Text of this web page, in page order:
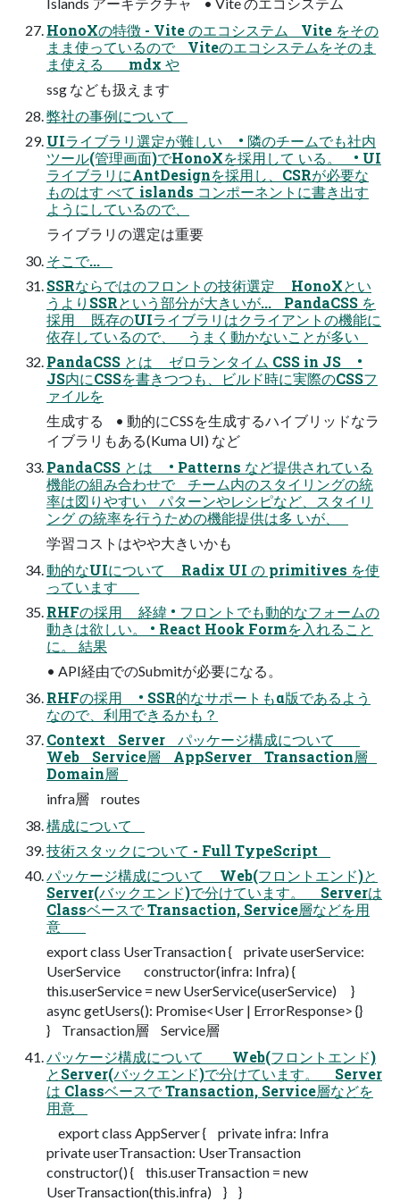
HonoXの特徴 - Vite のエコシステム Vite をその
まま使っているので Viteのエコシステムをそのま
ま使える mdx や
ssg なども扱えます
弊社の事例について
UIライブラリ選定が難しい • 隣のチームでも社内
ツール(管理画面)でHonoXを採用して いる。 • UI
ライブラリにAntDesignを採用し、CSRが必要な
ものはす べて islands コンポーネントに書き出す
ようにしているので、
ライブラリの選定は重要
そこで...
SSRならではのフロントの技術選定 HonoXとい
うよりSSRという部分が大きいが... PandaCSS を
採用 既存のUIライブラリはクライアントの機能に
依存しているので、 うまく動かないことが多い
PandaCSS とは ゼロランタイム CSS in JS •
JS内にCSSを書きつつも、ビルド時に実際のCSSフ
ァイルを
生成する • 動的にCSSを生成するハイブリッドなラ
イブラリもある(Kuma UI) など
PandaCSS とは • Patterns など提供されている
機能の組み合わせで チーム内のスタイリングの統
率は図りやすい パターンやレシピなど、スタイリ
ング の統率を行うための機能提供は多 いが、
学習コストはやや大きいかも
動的なUIについて Radix UI の primitives を使
っています
RHFの採用 経緯 • フロントでも動的なフォームの
動きは欲しい。 • React Hook Formを⼊れること
に。 結果
• API経由でのSubmitが必要になる。
RHFの採用 • SSR的なサポートもα版であるよう
なので、利⽤できるかも？
Context Server パッケージ構成について
Web Service層 AppServer Transaction層
Domain層
infra層 routes
構成について
技術スタックについて - Full TypeScript
パッケージ構成について Web(フロントエンド)と
Server(バックエンド)で分けています。 Serverは
Classベースで Transaction, Service層などを用
意
export class UserTransaction { private userService:
UserService constructor(infra: Infra) {
this.userService = new UserService(userService) }
async getUsers(): Promise<User | ErrorResponse> {}
} Transaction層 Service層
パッケージ構成について Web(フロントエンド)
とServer(バックエンド)で分けています。 Server
は Classベースで Transaction, Service層などを
用意
export class AppServer { private infra: Infra
private userTransaction: UserTransaction
constructor() { this.userTransaction = new
UserTransaction(this.infra) } }